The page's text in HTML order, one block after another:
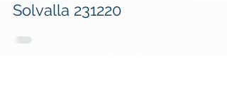
Solvalla 231220